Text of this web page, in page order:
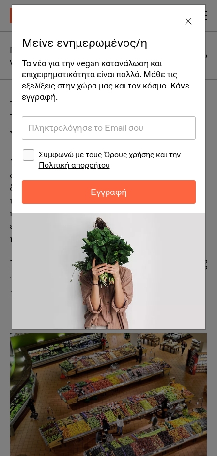
Γιατί να γίνω
vegan
Η
ενός vegan
Vegan
Κοστίζει το να είσαι
vegan;
Υπάρχει η εντύπωση σε κάποιους ανθρώπους
ότι για να είναι κανείς vegan θα πρέπει να
διαθέτει πολλά χρήματα για την διατροφή του,
την προσωπική του φροντίδα, και την
καθαριότητα του σπιτιού. Όπως εξηγούμε, η
εντύπωση αυτή απέχει πολύ από την
πραγματικότητα.
Η καθημερινότητα ενός vegan
16/03/2022
Μείνε ενημερωμένος/η
Τα νέα για την vegan κατανάλωση και
επιχειρηματικότητα είναι πολλά. Μάθε τις
εξελίξεις στην χώρα μας και τον κόσμο. Κάνε
εγγραφή.
Συμφωνώ με τουςΌρους χρήσηςκαι την
Πολιτική απορρήτου
Εγγραφή